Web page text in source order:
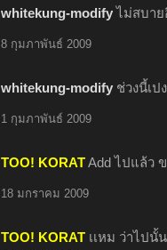
whitekung-modify ไม่สบาย
8 กุมภาพันธ์ 2009
whitekung-modify ช่วงนี้เป
1 กุมภาพันธ์ 2009
TOO! KORATAdd ไปแล้ว
18 มกราคม 2009
TOO! KORAT เเหม ว่าไปนั้